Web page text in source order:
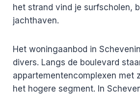
het strand vind je surfscholen,
jachthaven.
Het woningaanbod in
divers. Langs de boulevard
appartementencomplexen met
het hogere segment. In